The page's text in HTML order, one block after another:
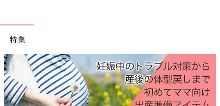
２歳児の女子力の高さに驚かされる毎日。
皆さんの娘ちゃんの女子力はどうですか？
すーちゃんを超える「女子力あるある」をお持ちでしたら是非教
えてください！
特集